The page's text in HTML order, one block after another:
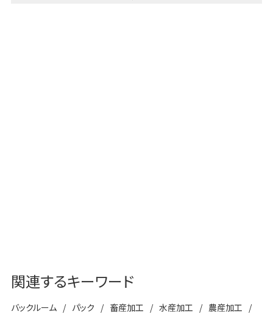
関連するキーワード
バックルーム パック 畜産加工 水産加工
農産加工